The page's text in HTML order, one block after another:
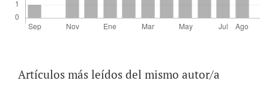
Artículos más leídos del mismo autor/a